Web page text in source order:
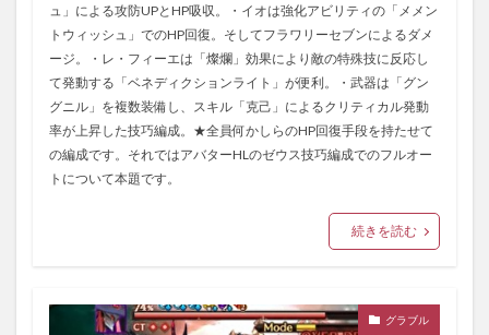
ュ」による攻防UPとHP吸収。・イオは強化アビリティの「メメン
トウィッシュ」でのHP回復。そしてフラワリーセブンによるダメ
ージ。・レ・フィーエは「燦爛」効果により敵の特殊技に反応し
て発動する「ベネディクションライト」が便利。・武器は「グン
グニル」を複数装備し、スキル「克己」によるクリティカル発動
率が上昇した技巧編成。★全員何かしらのHP回復手段を持たせて
の編成です。それではアバターHLのゼウス技巧編成でのフルオー
トについて本題です。
続きを読む
グラブル